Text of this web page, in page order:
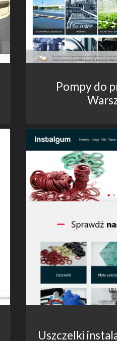
Pompy do
Uszczelki